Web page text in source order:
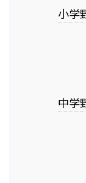
小学
中学